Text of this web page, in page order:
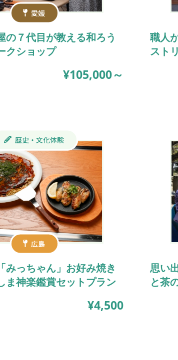
愛媛
の７代目が教える和ろう
クショップ
¥105,000～
職人
スト
広島
歴史・文化体験
みっちゃん」お好み焼き
ま神楽鑑賞セットプラン
¥4,500
思い
と茶